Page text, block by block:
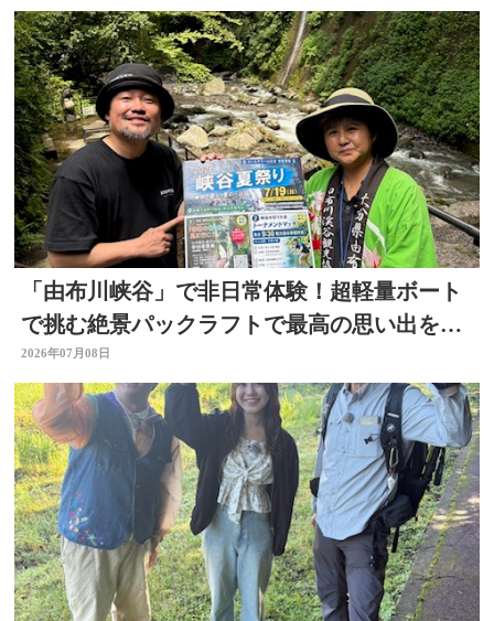
「由布川峡谷」で非日常体験！超軽量ボート
で挑む絶景パックラフトで最高の思い出を作
ろう
2026年07月08日